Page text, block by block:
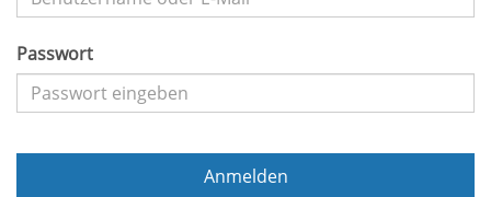
Passwort
Anmelden